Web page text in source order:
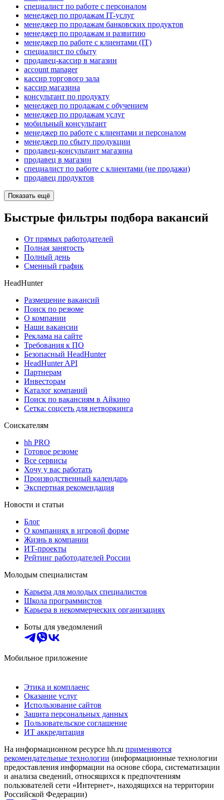
специалист по работе с персоналом
менеджер по продажам IT-услуг
менеджер по продажам банковских продуктов
менеджер по продажам и развитию
менеджер по работе с клиентами (IT)
специалист по сбыту
продавец-кассир в магазин
account manager
кассир торгового зала
кассир магазина
консультант по продукту
менеджер по продажам с обучением
менеджер по продажам услуг
мобильный консультант
менеджер по работе с клиентами и персоналом
менеджер по сбыту продукции
продавец-консультант магазина
продавец в магазин
специалист по работе с клиентами (не продажи)
продавец продуктов
Показать ещё
Быстрые фильтры подбора вакансий
От прямых работодателей
Полная занятость
Полный день
Сменный график
HeadHunter
Размещение вакансий
Поиск по резюме
О компании
Наши вакансии
Реклама на сайте
Требования к ПО
Безопасный HeadHunter
HeadHunter API
Партнерам
Инвесторам
Каталог компаний
Поиск по вакансиям в Айкино
Сетка: соцсеть для нетворкинга
Соискателям
hh PRO
Готовое резюме
Все сервисы
Хочу у вас работать
Производственный календарь
Экспертная рекомендация
Новости и статьи
Блог
О компаниях в игровой форме
Жизнь в компании
ИТ-проекты
Рейтинг работодателей России
Молодым специалистам
Карьера для молодых специалистов
Школа программистов
Карьера в некоммерческих организациях
Боты для уведомлений
Мобильное приложение
Этика и комплаенс
Оказание услуг
Использование сайтов
Защита персональных данных
Пользовательское соглашение
ИТ аккредитация
На информационном ресурсе hh.ru применяются
рекомендательные технологии (информационные технологии
предоставления информации на основе сбора, систематизации
и анализа сведений, относящихся к предпочтениям
пользователей сети «Интернет», находящихся на территории
Российской Федерации)